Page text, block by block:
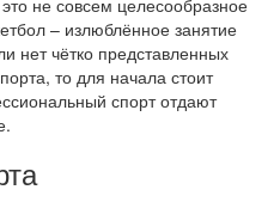
не совсем целесообразное
– излюблённое занятие
нет чётко представленных
то для начала стоит
спорт отдают